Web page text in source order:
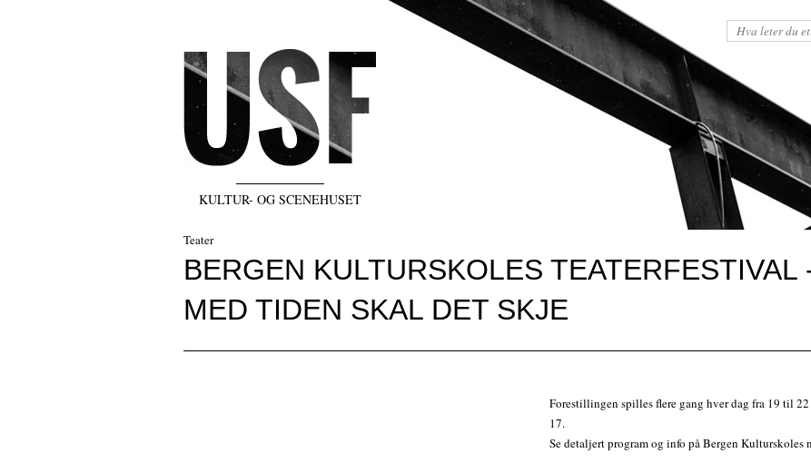
KULTUR- OG SCENEHUSET
Teater
BERGEN KULTURSKOLES TEATERFESTIVAL
MED TIDEN SKAL DET SKJE
Forestillingen spilles flere gang hver dag fra 19 til
17.
Se detaljert program og info på Bergen Kulturskoles